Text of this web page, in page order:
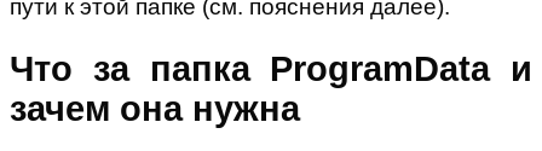
пути к этой папке (см. пояснения далее).
Что за папка ProgramData и
зачем она нужна